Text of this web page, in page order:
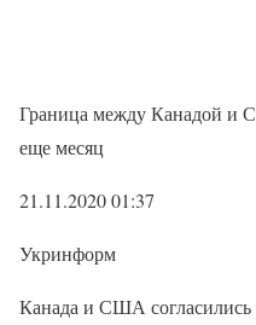
Граница между Канадой и
еще месяц
21.11.2020 01:37
Укринформ
Канада и США согласились